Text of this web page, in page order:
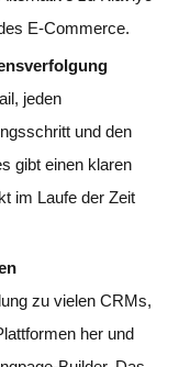
E-Commerce.
jeden
und den
gibt einen klaren
im Laufe der Zeit
zu vielen CRMs,
her und